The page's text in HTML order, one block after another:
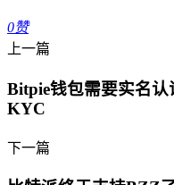
0赞
上一篇
Bitpie钱包需要实名
KYC
下一篇